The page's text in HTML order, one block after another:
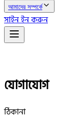
আমাদের সম্পর্কে
সাইন ইন করুন
যোগাযোগ
ঠিকানা